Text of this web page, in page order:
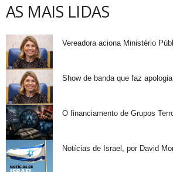
AS MAIS LIDAS
Vereadora aciona Ministério
Show de banda que faz
O financiamento de Grupos
Notícias de Israel, por David